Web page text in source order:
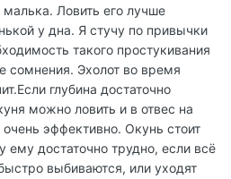
Ловить его лучше
у дна. Я стучу по привычки
такого простукивания
сомнения. Эхолот во время
глубина достаточно
можно ловить и в отвес на
эффективно. Окунь стоит
ему достаточно трудно, если всё
выбиваются, или уходят